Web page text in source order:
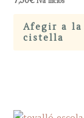
Afegir a la
cistella